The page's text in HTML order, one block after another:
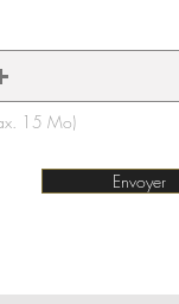
15 Mo)
Envoyer